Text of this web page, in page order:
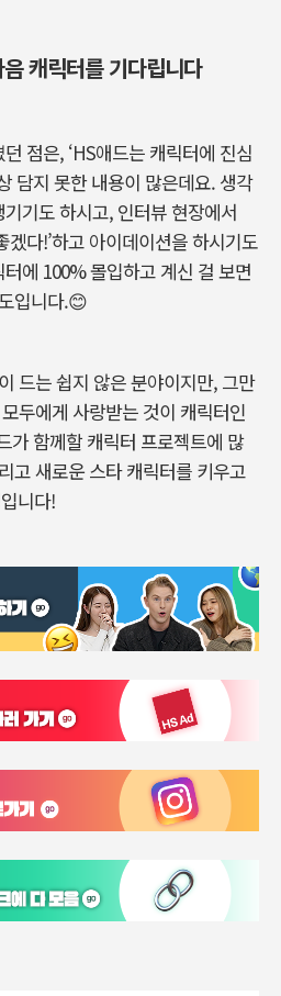
캐릭터를 기다립니다
던 점은, ‘HS애드는 캐릭터에 진심
담지 못한 내용이 많은데요. 생각
기기도하시고, 인터뷰 현장에서
겠다!’하고 아이데이션을하시기도
터에 100%몰입하고 계신 걸 보면
입니다.😊
드는쉽지 않은분야이지만, 그만
모두에게 사랑받는 것이 캐릭터인
가함께할 캐릭터 프로젝트에 많
고새로운 스타 캐릭터를 키우고
니다!